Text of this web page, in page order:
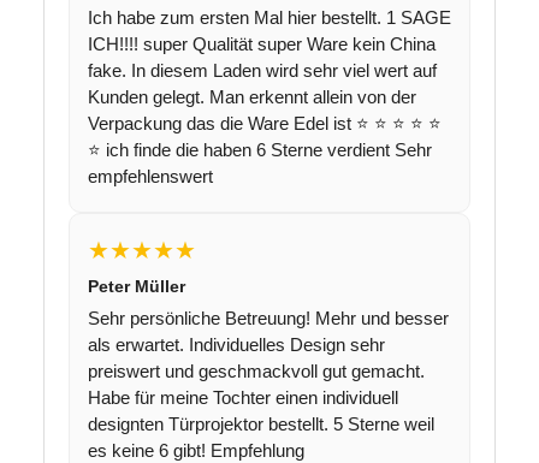
Ich habe zum ersten Mal hier bestellt. 1 SAGE
ICH!!!! super Qualität super Ware kein China
fake. In diesem Laden wird sehr viel wert auf
Kunden gelegt. Man erkennt allein von der
Verpackung das die Ware Edel ist ⭐️ ⭐️ ⭐️ ⭐️ ⭐️
⭐️ ich finde die haben 6 Sterne verdient Sehr
empfehlenswert
★★★★★
Peter Müller
Sehr persönliche Betreuung! Mehr und besser
als erwartet. Individuelles Design sehr
preiswert und geschmackvoll gut gemacht.
Habe für meine Tochter einen individuell
designten Türprojektor bestellt. 5 Sterne weil
es keine 6 gibt! Empfehlung